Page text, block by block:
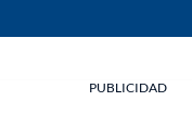
PUBLICIDAD